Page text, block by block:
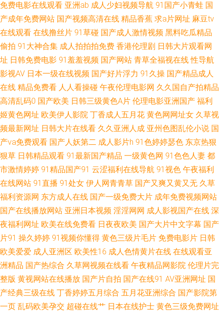
视 青青草原成人在线免费 亚洲精品福利午夜导航 91极品福利 91中韩大片 变
态另类av 东方av在线3 国产欧美伊人 日韩亚洲欧美综合在线 一区二区不卡国
产 91激情乱伦 国产伪娘在线 香蕉免费视频导航 91AV国产精品 91精品国产
音AV小说 91传媒视频在线看 91麻豆桃色免费看 91网页视频入口在线观看
国产精品男女 日本啊v在线视频 91n在线网页免费 91视频在线观看网 福利合
集导航 海角肏逼 久久嫩草精品视频 欧美日韩黄页免费 日韩三极 91n视频首
页入口 91免费视屏大全 91在线综合第一页 97人妻人人操人人爽 国产草草草
源网 极品久久 免费肏屄 深爱婷婷五月天 91黑丝美女在线诱惑观看 91最新视
频在线观看 国产玖玖精品 日韩三级视频 宅男看片网站 91国产自慰 99超碰在
线天堂 国产久久伊人 日韩有骂码中文字幕 91豆花网站在线视频 肏屄网止 黑
料国产第一页吃 在线啊v 91熟妇 肏屄在线看 国产香蕉在线视频 人人摸人人
免费电影在线观看 亚洲ab 成人少妇视频导航 91国产小青蛙 国
产成年免费网站 国产视频高清在线 精品香蕉 求a片网址 麻豆tv
在线观看 在线撸丝片 91草碰 国产成人激情视频 黑料吃瓜精品
偷拍 91大神合集 成人拍拍拍免费 香港伦理剧 日韩大片观看网
址 日韩免费电影 91羞羞视频 国产网站 青草全福视在线 性导航
影视AV 日本一级在线视频 国产好片浮力 91久操 国产精品成人
在线 精品免费看 人人看操碰 午夜伦理电影网 久久国自产拍精品
高清乱码0 国产欧美 日韩三级黄色A片 伦理电影亚洲国产 福利
姬黄色网址 欧美伊人影院 丁香成人五月花 黄色网网址女 久草视
频最新网址 日韩大片在线看 久久亚洲人成 亚州色图乱伦小说 国
产va免费观看 国产人妖第二 成人影片h 91色婷婷瑟色 东京热狠
狠草 日韩精品观看 91最新国产精品 一级黄色网 91色色人妻 都
市激情婷婷 91精品国产91 云涩福利在线导航 91视色 午夜福利
在线网站 91直播 91处女 伊人网青青草 国产又爽又黄又无 久草
福利资源网 东方成人在线 国产一级免费大片 成年免费视频网站
国产在线播放网站 亚洲日本视频 淫淫网网 成人影视国产在线 深
夜福利网址 欧美在线免费看 日夜夜欧美 国产大片中文字幕 国产
片91 操久婷婷 91视频你懂得 黄色三级片毛片 免费电影片 日韩
欧美爱爱 成人亚洲区 欧美性16 成人色情黄片在线 在线观看亚
洲精品 国产热综合 久草网视频在线看 午夜精品网影院 伦理片完
整版 黄视网站在线播放 国产片自拍 国产在线91 AV亚洲网址 国
产经典三级在线 丁香婷婷五月综合 五月花亚洲综合 国产影院第
一页 乱码欧美孕交 超碰在线艹 日本在线护士 黄色三级免费网址